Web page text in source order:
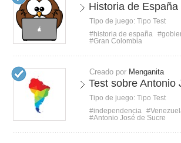
Historia de España
Tipo de juego: Tipo Test
#historia de españa
#Gran Colombia
Creado por Menganita
Test sobre Antonio
Tipo de juego: Tipo Test
#independencia
#Antonio José de Sucre